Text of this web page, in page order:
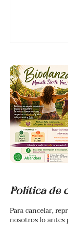
Política de
Para cancelar,
nosotros lo antes